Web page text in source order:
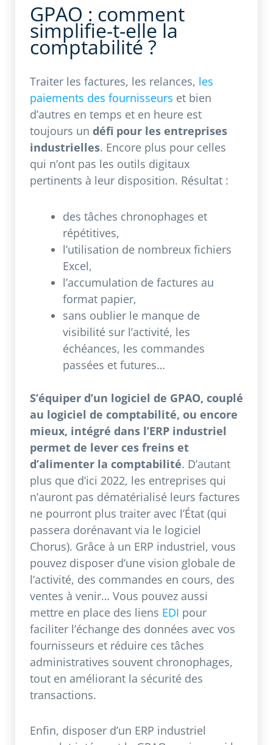
GPAO : comment
simplifie-t-elle la
comptabilité ?
Traiter les factures, les relances, les
paiements des fournisseurs et bien
d’autres en temps et en heure est
toujours un défi pour les entreprises
industrielles. Encore plus pour celles
qui n’ont pas les outils digitaux
pertinents à leur disposition. Résultat :
des tâches chronophages et
répétitives,
l’utilisation de nombreux fichiers
Excel,
l’accumulation de factures au
format papier,
sans oublier le manque de
visibilité sur l’activité, les
échéances, les commandes
passées et futures…
S’équiper d’un logiciel de GPAO, couplé
au logiciel de comptabilité, ou encore
mieux, intégré dans l’ERP industriel
permet de lever ces freins et
d’alimenter la comptabilité. D’autant
plus que d’ici 2022, les entreprises qui
n’auront pas dématérialisé leurs factures
ne pourront plus traiter avec l’État (qui
passera dorénavant via le logiciel
Chorus). Grâce à un ERP industriel, vous
pouvez disposer d’une vision globale de
l’activité, des commandes en cours, des
ventes à venir… Vous pouvez aussi
mettre en place des liens EDI pour
faciliter l’échange des données avec vos
fournisseurs et réduire ces tâches
administratives souvent chronophages,
tout en améliorant la sécurité des
transactions.
Enfin, disposer d’un ERP industriel